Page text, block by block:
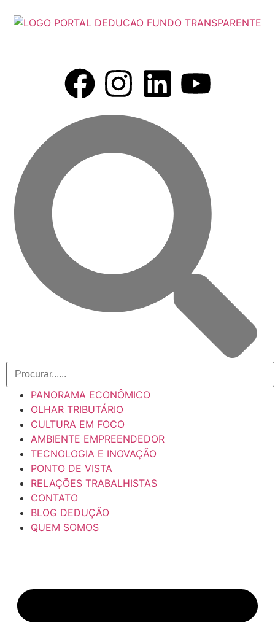
PANORAMA ECONÔMICO
OLHAR TRIBUTÁRIO
CULTURA EM FOCO
AMBIENTE EMPREENDEDOR
TECNOLOGIA E INOVAÇÃO
PONTO DE VISTA
RELAÇÕES TRABALHISTAS
CONTATO
BLOG DEDUÇÃO
QUEM SOMOS